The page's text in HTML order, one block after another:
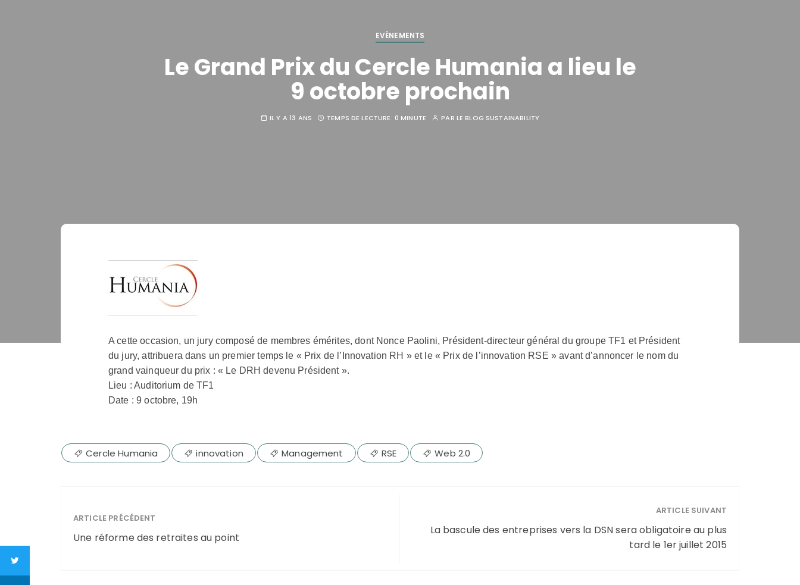
EVÈNEMENTS
Le Grand Prix du Cercle Humania a lieu le
9 octobre prochain
IL Y A 13 ANS TEMPS DE LECTURE: 0 MINUTE PAR LE BLOG SUSTAINABILITY
A cette occasion, un jury composé de membres émérites, dont Nonce Paolini, Président-directeur général du groupe TF1 et Président
du jury, attribuera dans un premier temps le « Prix de l’Innovation RH » et le « Prix de l’innovation RSE » avant d’annoncer le nom du
grand vainqueur du prix : « Le DRH devenu Président ».
Lieu : Auditorium de TF1
Date : 9 octobre, 19h
Cercle Humania innovation Management RSE Web 2.0
ARTICLE PRÉCÉDENT
Une réforme des retraites au point
ARTICLE SUIVANT
La bascule des entreprises vers la DSN sera obligatoire au plus
tard le 1er juillet 2015